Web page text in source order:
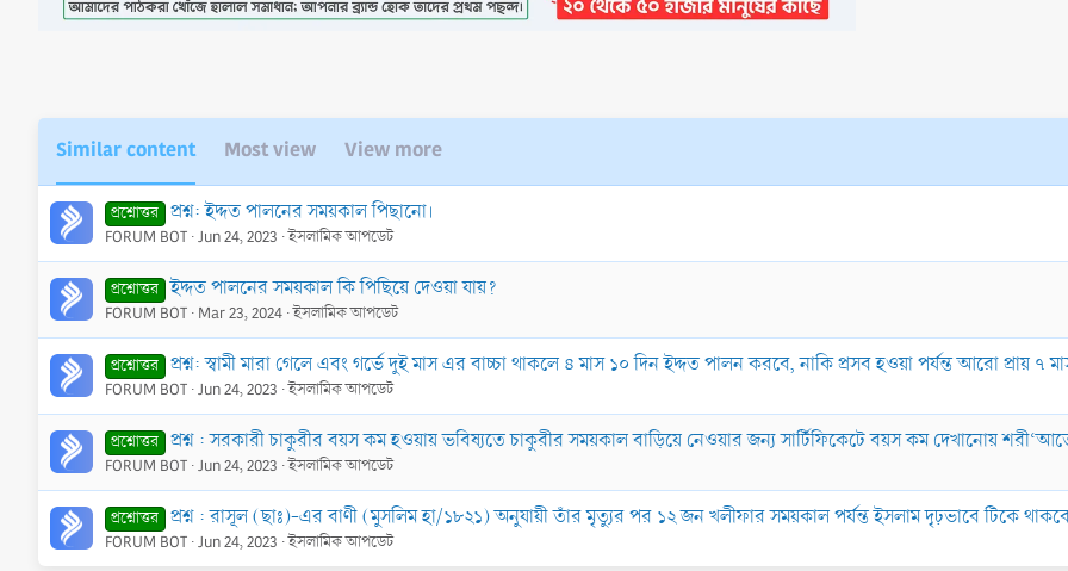
Similar content Most view View more
প্রশ্নোত্তর প্রশ্ন: ইদ্দত পালনের সময়কাল পিছানো।
FORUM BOT Jun 24, 2023 ইসলামিক আপডেট
প্রশ্নোত্তর ইদ্দত পালনের সময়কাল কি পিছিয়ে দেওয়া যায়?
FORUM BOT Mar 23, 2024 ইসলামিক আপডেট
প্রশ্নোত্তর প্রশ্ন: স্বামী মারা গেলে এবং গর্ভে দুই মাস এর বাচ্চা থাকলে ৪ মাস ১০ দিন ইদ্দত পালন করবে, নাকি প্রসব হওয়া পর্যন্ত আরো প্রায় ৭
FORUM BOT Jun 24, 2023 ইসলামিক আপডেট
প্রশ্নোত্তর প্রশ্ন : সরকারী চাকুরীর বয়স কম হওয়ায় ভবিষ্যতে চাকুরীর সময়কাল বাড়িয়ে নেওয়ার জন্য সার্টিফিকেটে বয়স কম দেখানোয়
FORUM BOT Jun 24, 2023 ইসলামিক আপডেট
প্রশ্নোত্তর প্রশ্ন : রাসূল (ছাঃ)-এর বাণী (মুসলিম হা/১৮২১) অনুযায়ী তাঁর মৃত্যুর পর ১২ জন খলীফার সময়কাল পর্যন্ত ইসলাম দৃঢ়ভাবে টিকে
FORUM BOT Jun 24, 2023 ইসলামিক আপডেট